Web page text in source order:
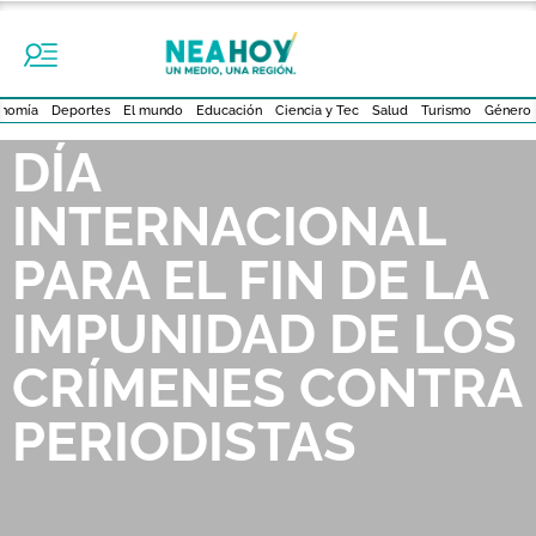
Deportes El mundo Educación Ciencia y Tec Salud Turismo Género
DÍA
INTERNACIONAL
PARA EL FIN DE LA
IMPUNIDAD DE LOS
CRÍMENES CONTRA
PERIODISTAS